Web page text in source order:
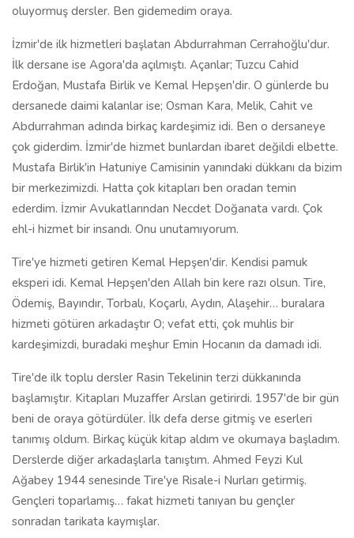
oluyormuş dersler. Ben gidemedim oraya.
İzmir'de ilk hizmetleri başlatan Abdurrahman Cerrahoğlu'dur.
İlk dersane ise Agora'da açılmıştı. Açanlar; Tuzcu Cahid
Erdoğan, Mustafa Birlik ve Kemal Hepşen'dir. O günlerde bu
dersanede daimi kalanlar ise; Osman Kara, Melik, Cahit ve
Abdurrahman adında birkaç kardeşimiz idi. Ben o dersaneye
çok giderdim. İzmir'de hizmet bunlardan ibaret değildi elbette.
Mustafa Birlik'in Hatuniye Camisinin yanındaki dükkanı da bizim
bir merkezimizdi. Hatta çok kitapları ben oradan temin
ederdim. İzmir Avukatlarından Necdet Doğanata vardı. Çok
ehl-i hizmet bir insandı. Onu unutamıyorum.
Tire'ye hizmeti getiren Kemal Hepşen'dir. Kendisi pamuk
eksperi idi. Kemal Hepşen'den Allah bin kere razı olsun. Tire,
Ödemiş, Bayındır, Torbalı, Koçarlı, Aydın, Alaşehir… buralara
hizmeti götüren arkadaştır O; vefat etti, çok muhlis bir
kardeşimizdi, buradaki meşhur Emin Hocanın da damadı idi.
Tire'de ilk toplu dersler Rasin Tekelinin terzi dükkanında
başlamıştır. Kitapları Muzaffer Arslan getirirdi. 1957'de bir gün
beni de oraya götürdüler. İlk defa derse gitmiş ve eserleri
tanımış oldum. Birkaç küçük kitap aldım ve okumaya başladım.
Derslerde diğer arkadaşlarla tanıştım. Ahmed Feyzi Kul
Ağabey 1944 senesinde Tire'ye Risale-i Nurları getirmiş.
Gençleri toparlamış… fakat hizmeti tanıyan bu gençler
sonradan tarikata kaymışlar.